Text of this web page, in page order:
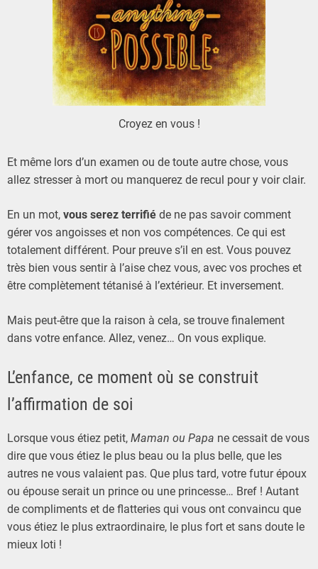
Croyez en vous !
Et même lors d’un examen ou de toute autre chose, vous
allez stresser à mort ou manquerez de recul pour y voir clair.
En un mot, vous serez terrifié de ne pas savoir comment
gérer vos angoisses et non vos compétences. Ce qui est
totalement différent. Pour preuve s’il en est. Vous pouvez
très bien vous sentir à l’aise chez vous, avec vos proches et
être complètement tétanisé à l’extérieur. Et inversement.
Mais peut-être que la raison à cela, se trouve finalement
dans votre enfance. Allez, venez… On vous explique.
L’enfance, ce moment où se construit
l’affirmation de soi
Lorsque vous étiez petit, Maman ou Papa ne cessait de vous
dire que vous étiez le plus beau ou la plus belle, que les
autres ne vous valaient pas. Que plus tard, votre futur époux
ou épouse serait un prince ou une princesse… Bref ! Autant
de compliments et de flatteries qui vous ont convaincu que
vous étiez le plus extraordinaire, le plus fort et sans doute le
mieux loti !